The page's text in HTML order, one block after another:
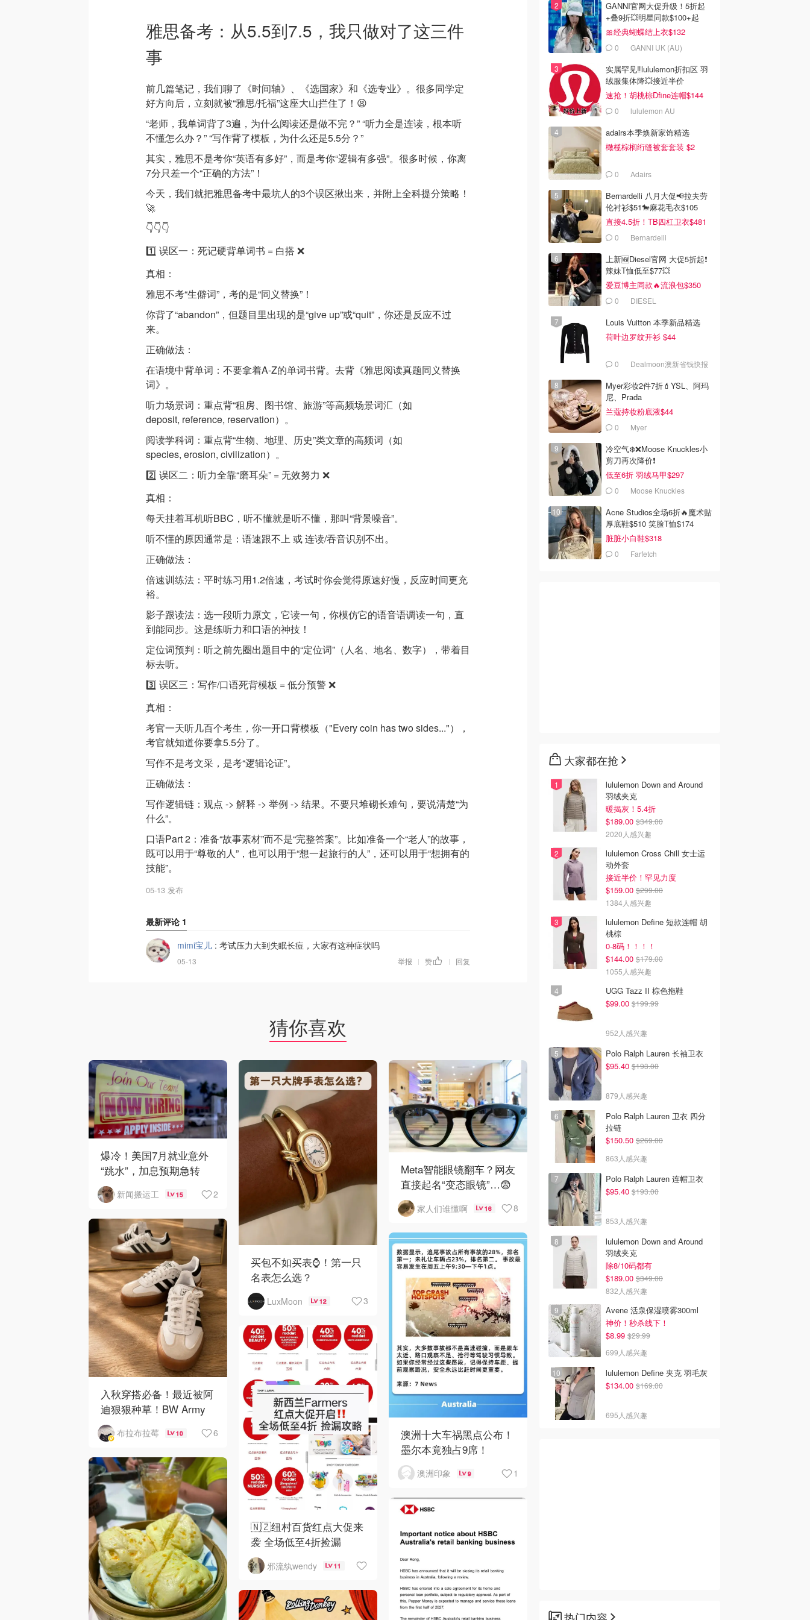
雅思备考：从5.5到7.5，我只做对了这三件
事
前几篇笔记，我们聊了《时间轴》、《选国家》和《选专业》。很多同学定
好方向后，立刻就被“雅思/托福”这座大山拦住了！😫
“老师，我单词背了3遍，为什么阅读还是做不完？” “听力全是连读，根本听
不懂怎么办？” “写作背了模板，为什么还是5.5分？”
其实，雅思不是考你“英语有多好”，而是考你“逻辑有多强”。很多时候，你离
7分只差一个“正确的方法”！
今天，我们就把雅思备考中最坑人的3个误区揪出来，并附上全科提分策略！
🚀
👇👇👇
1️⃣ 误区一：死记硬背单词书 = 白搭 ❌
真相：
雅思不考“生僻词”，考的是“同义替换”！
你背了“abandon”，但题目里出现的是“give up”或“quit”，你还是反应不过
来。
正确做法：
在语境中背单词：不要拿着A-Z的单词书背。去背《雅思阅读真题同义替换
词》。
听力场景词：重点背“租房、图书馆、旅游”等高频场景词汇（如
deposit, reference, reservation）。
阅读学科词：重点背“生物、地理、历史”类文章的高频词（如
species, erosion, civilization）。
2️⃣ 误区二：听力全靠“磨耳朵” = 无效努力 ❌
真相：
每天挂着耳机听BBC，听不懂就是听不懂，那叫“背景噪音”。
听不懂的原因通常是：语速跟不上 或 连读/吞音识别不出。
正确做法：
倍速训练法：平时练习用1.2倍速，考试时你会觉得原速好慢，反应时间更充
裕。
影子跟读法：选一段听力原文，它读一句，你模仿它的语音语调读一句，直
到能同步。这是练听力和口语的神技！
定位词预判：听之前先圈出题目中的“定位词”（人名、地名、数字），带着目
标去听。
3️⃣ 误区三：写作/口语死背模板 = 低分预警 ❌
真相：
考官一天听几百个考生，你一开口背模板（"Every coin has two sides..."），
考官就知道你要拿5.5分了。
写作不是考文采，是考“逻辑论证”。
正确做法：
写作逻辑链：观点 -> 解释 -> 举例 -> 结果。不要只堆砌长难句，要说清楚“为
什么”。
口语Part 2：准备“故事素材”而不是“完整答案”。比如准备一个“老人”的故事，
既可以用于“尊敬的人”，也可以用于“想一起旅行的人”，还可以用于“想拥有的
技能”。
05-13 发布
最新评论 1
mimi宝儿 : 考试压力大到失眠长痘，大家有这种症状吗
05-13 举报 | 赞 | 回复
猜你喜欢
爆冷！美国7月就业意外
“跳水”，加息预期急转
弯！
新闻搬运工 15 2
买包不如买表⌚️！第一只
名表怎么选？
LuxMoon 12 3
Meta智能眼镜翻车？网友
直接起名“变态眼镜”…😨
家人们谁懂啊 16 8
入秋穿搭必备！最近被阿
迪狠狠种草！BW Army
和 Sambae 值得拥有！
布拉布拉莓 10 6
澳洲十大车祸黑点公布！
墨尔本竟独占9席！
澳洲印象 9 1
🇳🇿纽村百货红点大促来
袭 全场低至4折捡漏
邪流纨wendy 11
GANNI官网大促升级！5折起
+叠9折💥明星同款$100+起
🎀经典蝴蝶结上衣$132
0 GANNI UK (AU)
实属罕见‼️lululemon折扣区 羽
绒服集体降💥接近半价
速抢！胡桃棕Dfine连帽$144
0 lululemon AU
adairs本季焕新家饰精选
橄榄棕榈绗缝被套套装 $2
0 Adairs
Bernardelli 八月大促📢拉夫劳
伦衬衫$51🐎麻花毛衣$105
直接4.5折！TB四杠卫衣$481
0 Bernardelli
上新🆕Diesel官网 大促5折起❗️
辣妹T恤低至$77💥
爱豆博主同款🔥流浪包$350
0 DIESEL
Louis Vuitton 本季新品精选
荷叶边罗纹开衫 $44
0 Dealmoon澳新省钱快报
Myer彩妆2件7折💄YSL、阿玛
尼、Prada
兰蔻持妆粉底液$44
0 Myer
冷空气❄️❌️Moose Knuckles小
剪刀再次降价❗️
低至6折 羽绒马甲$297
0 Moose Knuckles
Acne Studios全场6折🔥魔术贴
厚底鞋$510 笑脸T恤$174
脏脏小白鞋$318
0 Farfetch
大家都在抢
lululemon Down and Around
羽绒夹克
暖揭灰！5.4折
$189.00 $349.00
2020人感兴趣
lululemon Cross Chill 女士运
动外套
接近半价！罕见力度
$159.00 $299.00
1384人感兴趣
lululemon Define 短款连帽 胡
桃棕
0-8码！！！！
$144.00 $179.00
1055人感兴趣
UGG Tazz II 棕色拖鞋
$99.00 $199.99
952人感兴趣
Polo Ralph Lauren 长袖卫衣
$95.40 $193.00
879人感兴趣
Polo Ralph Lauren 卫衣 四分
拉链
$150.50 $269.00
863人感兴趣
Polo Ralph Lauren 连帽卫衣
$95.40 $193.00
853人感兴趣
lululemon Down and Around
羽绒夹克
除8/10码都有
$189.00 $349.00
832人感兴趣
Avene 活泉保湿喷雾300ml
神价！秒杀线下！
$8.99 $29.99
699人感兴趣
lululemon Define 夹克 羽毛灰
$134.00 $169.00
695人感兴趣